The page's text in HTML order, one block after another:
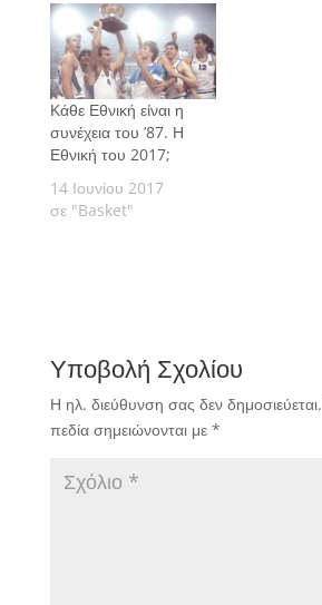
Κάθε Εθνική είναι η
συνέχεια του ’87. Η
Εθνική του 2017;
14 Ιουνίου 2017
σε "Basket"
Υποβολή Σχολίου
Η ηλ. διεύθυνση σας δεν δημοσιεύεται.
πεδία σημειώνονται με *